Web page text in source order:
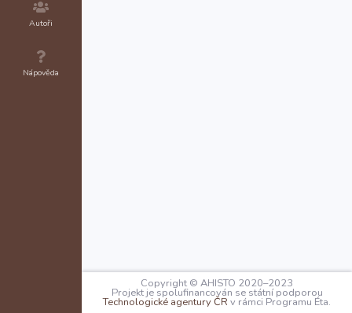
Autoři
Nápověda
Copyright © AHISTO 2020–2023
Projekt je spolufinancován se státní podporou
Technologické agentury ČR v rámci Programu Éta.